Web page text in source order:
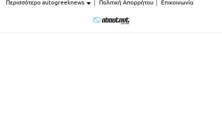
Περισσότερο autogreeknews Πολιτική Απορρήτου Επικοινωνία